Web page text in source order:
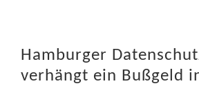
Hamburger
verhängt ein Bußgeld